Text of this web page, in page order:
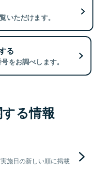
いただけます。
る
をお調べします。
る情報
施日の新しい順に掲載